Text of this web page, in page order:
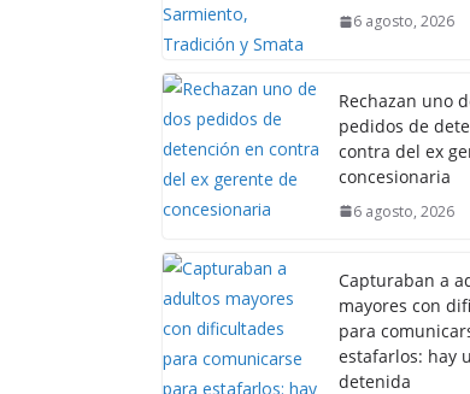
6 agosto, 2026
Rechazan uno
pedidos de
contra del ex
concesionaria
6 agosto, 2026
Capturaban a
mayores con
para
estafarlos: hay
detenida